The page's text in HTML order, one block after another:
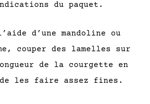
du paquet.
d’une mandoline ou
couper des lamelles sur
de la courgette en
de les faire assez fines.